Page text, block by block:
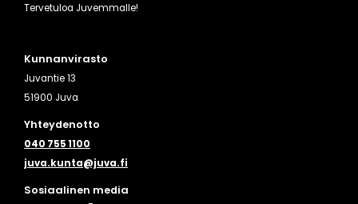
Tervetuloa Juvemmalle!
Kunnanvirasto
Juvantie 13
51900 Juva
Yhteydenotto
040 755 1100
juva.kunta@juva.fi
Sosiaalinen media